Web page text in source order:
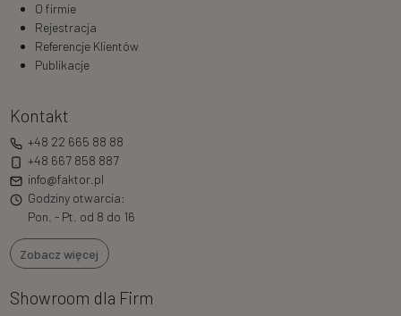
O firmie
Rejestracja
Referencje Klientów
Publikacje
Kontakt
+48 22 665 88 88
+48 667 858 887
info@faktor.pl
Godziny otwarcia:
Pon. - Pt. od 8 do 16
Zobacz więcej
Showroom dla Firm